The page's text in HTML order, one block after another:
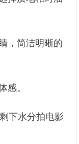
，简洁明晰的
感。
下水分拍电影